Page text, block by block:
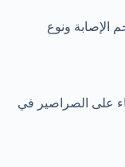
الإصابة ونوع
على الصراصير في